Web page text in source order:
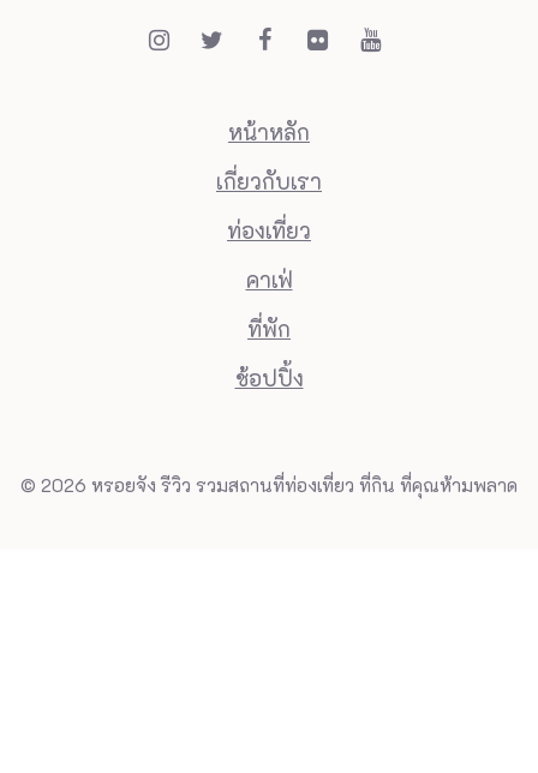
หน้าหลัก
เกี่ยวกับเรา
ท่องเที่ยว
คาเฟ่
ที่พัก
ช้อปปิ้ง
© 2026 หรอยจัง รีวิว รวมสถานที่ท่องเที่ยว ที่กิน ที่คุณห้ามพลาด